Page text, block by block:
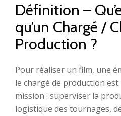
Définition –
qu’un Chargé /
Production ?
Pour réaliser un film, une
le chargé de production est
mission : superviser la
logistique des tournages,